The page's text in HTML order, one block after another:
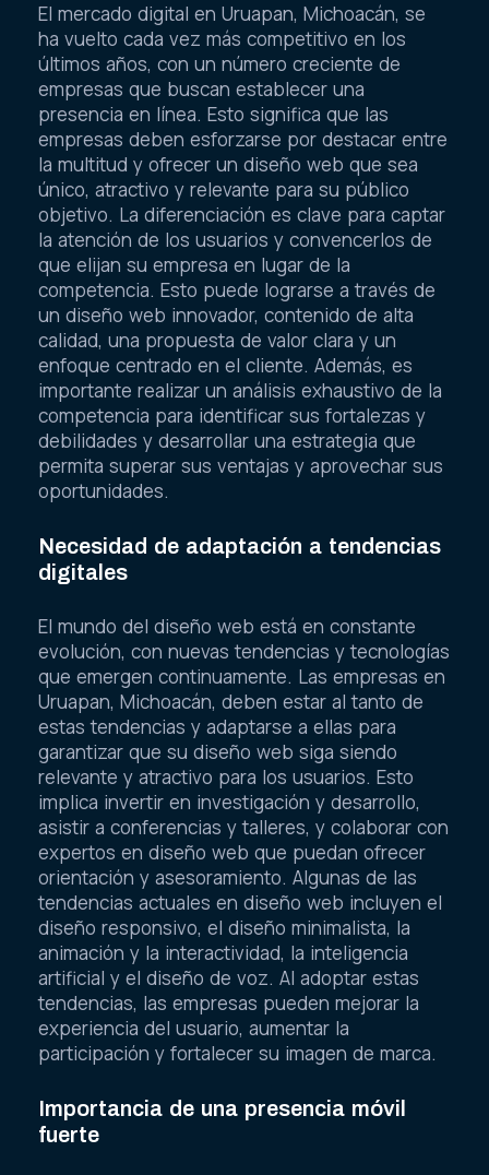
El mercado digital en Uruapan, Michoacán, se
ha vuelto cada vez más competitivo en los
últimos años, con un número creciente de
empresas que buscan establecer una
presencia en línea. Esto significa que las
empresas deben esforzarse por destacar entre
la multitud y ofrecer un diseño web que sea
único, atractivo y relevante para su público
objetivo. La diferenciación es clave para captar
la atención de los usuarios y convencerlos de
que elijan su empresa en lugar de la
competencia. Esto puede lograrse a través de
un diseño web innovador, contenido de alta
calidad, una propuesta de valor clara y un
enfoque centrado en el cliente. Además, es
importante realizar un análisis exhaustivo de la
competencia para identificar sus fortalezas y
debilidades y desarrollar una estrategia que
permita superar sus ventajas y aprovechar sus
oportunidades.
Necesidad de adaptación a tendencias
digitales
El mundo del diseño web está en constante
evolución, con nuevas tendencias y tecnologías
que emergen continuamente. Las empresas en
Uruapan, Michoacán, deben estar al tanto de
estas tendencias y adaptarse a ellas para
garantizar que su diseño web siga siendo
relevante y atractivo para los usuarios. Esto
implica invertir en investigación y desarrollo,
asistir a conferencias y talleres, y colaborar con
expertos en diseño web que puedan ofrecer
orientación y asesoramiento. Algunas de las
tendencias actuales en diseño web incluyen el
diseño responsivo, el diseño minimalista, la
animación y la interactividad, la inteligencia
artificial y el diseño de voz. Al adoptar estas
tendencias, las empresas pueden mejorar la
experiencia del usuario, aumentar la
participación y fortalecer su imagen de marca.
Importancia de una presencia móvil
fuerte